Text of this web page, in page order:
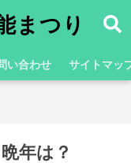
まつり
い合わせ サイトマッ
年は？